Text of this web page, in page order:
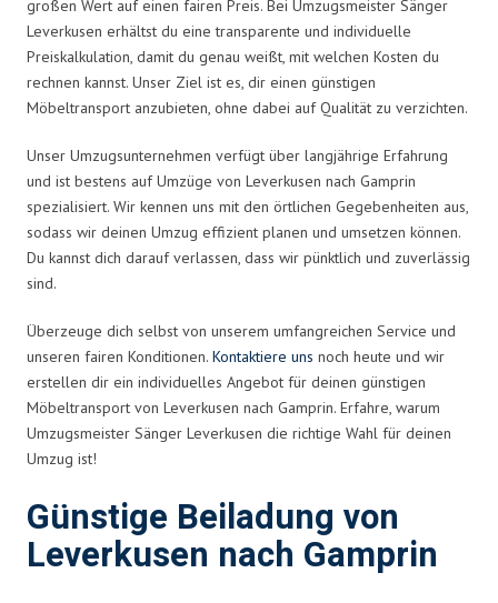
großen Wert auf einen fairen Preis. Bei Umzugsmeister Sänger
Leverkusen erhältst du eine transparente und individuelle
Preiskalkulation, damit du genau weißt, mit welchen Kosten du
rechnen kannst. Unser Ziel ist es, dir einen günstigen
Möbeltransport anzubieten, ohne dabei auf Qualität zu verzichten.
Unser Umzugsunternehmen verfügt über langjährige Erfahrung
und ist bestens auf Umzüge von Leverkusen nach Gamprin
spezialisiert. Wir kennen uns mit den örtlichen Gegebenheiten aus,
sodass wir deinen Umzug effizient planen und umsetzen können.
Du kannst dich darauf verlassen, dass wir pünktlich und zuverlässig
sind.
Überzeuge dich selbst von unserem umfangreichen Service und
unseren fairen Konditionen. Kontaktiere uns noch heute und wir
erstellen dir ein individuelles Angebot für deinen günstigen
Möbeltransport von Leverkusen nach Gamprin. Erfahre, warum
Umzugsmeister Sänger Leverkusen die richtige Wahl für deinen
Umzug ist!
Günstige Beiladung von
Leverkusen nach Gamprin